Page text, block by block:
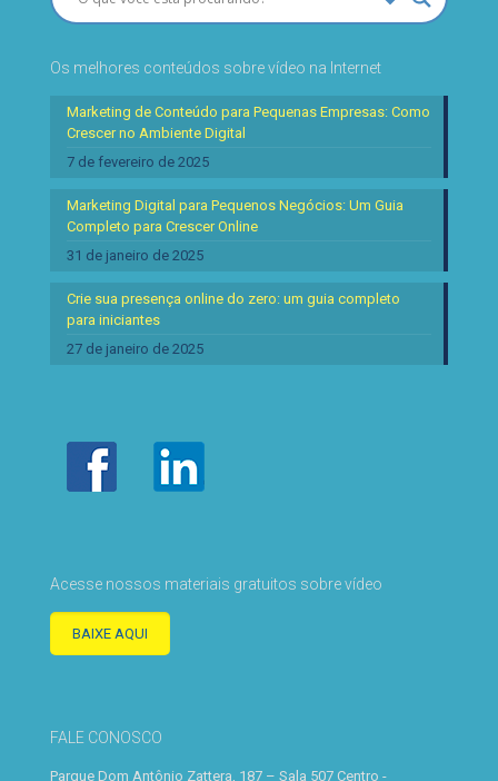
Os melhores conteúdos sobre vídeo na Internet
Marketing de Conteúdo para Pequenas Empresas: Como
Crescer no Ambiente Digital
7 de fevereiro de 2025
Marketing Digital para Pequenos Negócios: Um Guia
Completo para Crescer Online
31 de janeiro de 2025
Crie sua presença online do zero: um guia completo
para iniciantes
27 de janeiro de 2025
Acesse nossos materiais gratuitos sobre vídeo
BAIXE AQUI
FALE CONOSCO
Parque Dom Antônio Zattera, 187 – Sala 507 Centro -